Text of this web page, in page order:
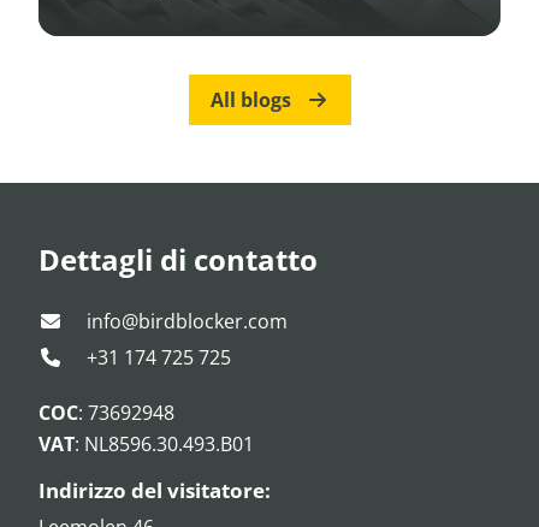
All blogs
Dettagli di contatto
info@birdblocker.com
+31 174 725 725
COC: 73692948
VAT: NL8596.30.493.B01
Indirizzo del visitatore: